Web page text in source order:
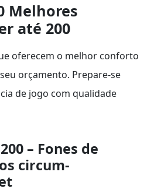
Melhores
até 200
oferecem o melhor conforto
orçamento. Prepare-se
de jogo com qualidade
– Fones de
circum-